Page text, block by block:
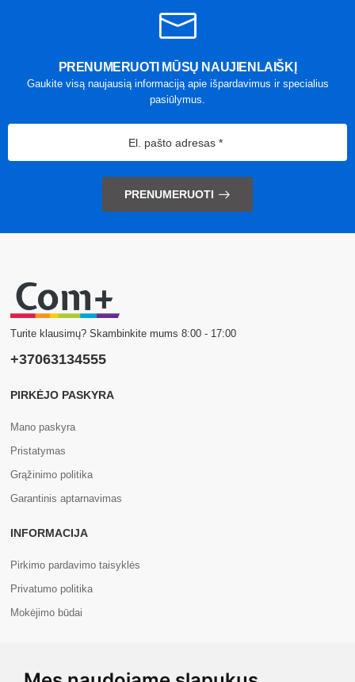
PRENUMERUOTI MŪSŲ NAUJIENLAIŠKĮ
Gaukite visą naujausią informaciją apie išpardavimus ir specialius
pasiūlymus.
PRENUMERUOTI
Turite klausimų? Skambinkite mums 8:00 - 17:00
+37063134555
PIRKĖJO PASKYRA
Mano paskyra
Pristatymas
Grąžinimo politika
Garantinis aptarnavimas
INFORMACIJA
Pirkimo pardavimo taisyklės
Privatumo politika
Mokėjimo būdai
Apie mus